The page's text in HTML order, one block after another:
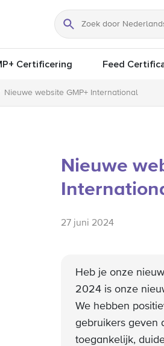
Zoeken
Certificering Feed
Nieuwe website GMP+ International
Nieuwe
27 juni 2024
Heb je onze
2024 is onze
We hebben
gebruikers geven
toegankelijk,